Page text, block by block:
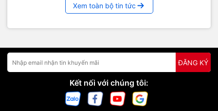
Xem toàn bộ tin tức
ĐĂNG KÝ
Kết nối với chúng tôi: